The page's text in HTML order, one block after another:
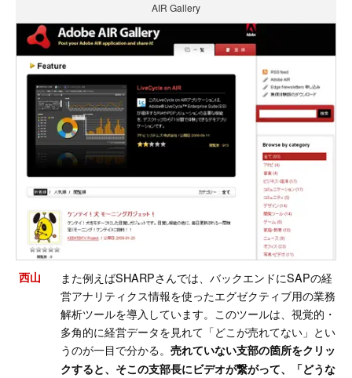
AIR Gallery
西山
また例えばSHARPさんでは、バックエンドにSAPの経
営アナリティクス情報を使ったエグゼクティブ用の業務
解析ツールを導入しています。このツールは、視覚的・
多角的に経営データを見れて「どこが売れてない」とい
うのが一目で分かる。 売れていない支部の箇所をクリッ
クすると、そこの支部長にビデオが繋がって、「どうな